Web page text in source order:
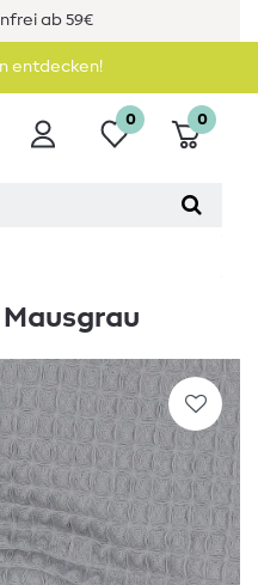
ab 59€
entdecken!
0 0